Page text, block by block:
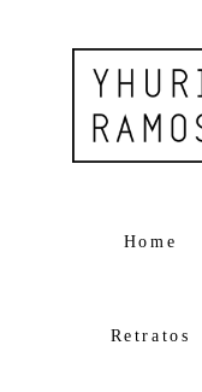
Home
Retratos